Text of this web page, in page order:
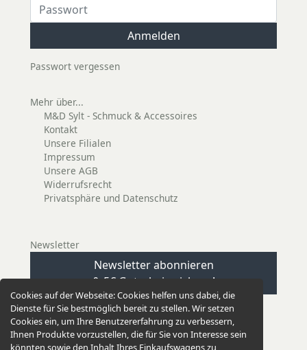
Cookies auf der Webseite:Cookies helfen uns dabei, die
Dienste für Sie bestmöglich bereit zu stellen. Wir setzen
Cookies ein, um Ihre Benutzererfahrung zu verbessern,
Ihnen Produkte vorzustellen, die für Sie von Interesse sein
Passwort vergessen
Mehr über...
M&D Sylt - Schmuck & Accessoires
Kontakt
Unsere Filialen
Impressum
Unsere AGB
Widerrufsrecht
Privatsphäre und Datenschutz
Newsletter
Newsletter abonnieren
& 5€ Gutschein sichern!